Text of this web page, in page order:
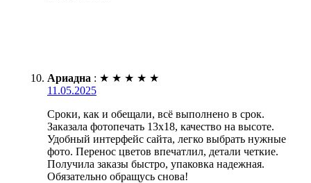
Ариадна : ★ ★ ★ ★ ★
11.05.2025
Сроки, как и обещали, всё выполнено в срок.
Заказала фотопечать 13х18, качество на высоте.
Удобный интерфейс сайта, легко выбрать нужные
фото. Перенос цветов впечатлил, детали четкие.
Получила заказы быстро, упаковка надежная.
Обязательно обращусь снова!